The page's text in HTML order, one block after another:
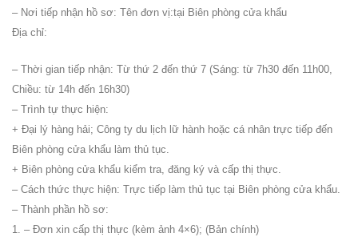
– Nơi tiếp nhận hồ sơ: Tên đơn vị:tại Biên phòng cửa khẩu
Địa chỉ:
– Thời gian tiếp nhận: Từ thứ 2 đến thứ 7 (Sáng: từ 7h30 đến 11h00,
Chiều: từ 14h đến 16h30)
– Trình tự thực hiện:
+ Đại lý hàng hải; Công ty du lịch lữ hành hoặc cá nhân trực tiếp đến
Biên phòng cửa khẩu làm thủ tục.
+ Biên phòng cửa khẩu kiểm tra, đăng ký và cấp thị thực.
– Cách thức thực hiện: Trực tiếp làm thủ tục tại Biên phòng cửa khẩu.
– Thành phần hồ sơ:
1. – Đơn xin cấp thị thực (kèm ảnh 4×6); (Bản chính)